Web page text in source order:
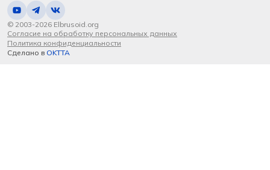
© 2003-2026 Elbrusoid.org
Согласие на обработку персональных данных
Политика конфиденциальности
Сделано в OKTTA